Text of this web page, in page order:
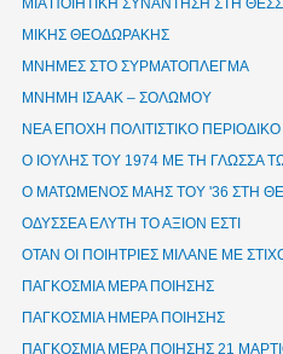
ΜΙΑ ΠΟΙΗΤΙΚΗ ΣΥΝΑΝΤΗΣΗ ΣΤΗ
ΜΙΚΗΣ ΘΕΟΔΩΡΑΚΗΣ
ΜΝΗΜΕΣ ΣΤΟ ΣΥΡΜΑΤΟΠΛΕΓΜΑ
ΜΝΗΜΗ ΙΣΑΑΚ – ΣΟΛΩΜΟΥ
ΝΕΑ ΕΠΟΧΗ ΠΟΛΙΤΙΣΤΙΚΟ ΠΕΡΙΟΔΙΚΟ
Ο ΙΟΥΛΗΣ ΤΟΥ 1974 ΜΕ ΤΗ ΓΛΩΣΣΑ
Ο ΜΑΤΩΜΕΝΟΣ ΜΑΗΣ ΤΟΥ '36 ΣΤΗ
ΟΔΥΣΣΕΑ ΕΛΥΤΗ ΤΟ ΑΞΙΟΝ ΕΣΤΙ
ΟΤΑΝ ΟΙ ΠΟΙΗΤΡΙΕΣ ΜΙΛΑΝΕ ΜΕ
ΠΑΓΚΟΣΜΙΑ ΜΕΡΑ ΠΟΙΗΣΗΣ
ΠΑΓΚΟΣΜΙΑ ΗΜΕΡΑ ΠΟΙΗΣΗΣ
ΠΑΓΚΟΣΜΙΑ ΜΕΡΑ ΠΟΙΗΣΗΣ 21